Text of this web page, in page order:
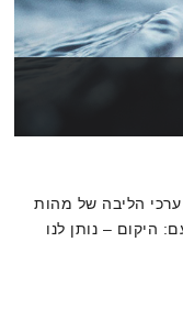
הליבה של מהות
היקום – נותן לנו